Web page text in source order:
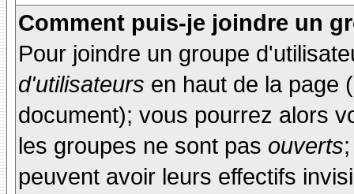
Comment puis-je joindre un
Pour joindre un groupe
d'utilisateurs en haut de la page
document); vous pourrez alors
les groupes ne sont pas ouverts
peuvent avoir leurs effectifs